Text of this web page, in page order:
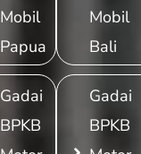
Mobil
Papua
Gadai
BPKB
Mobil
Bali
Gadai
BPKB